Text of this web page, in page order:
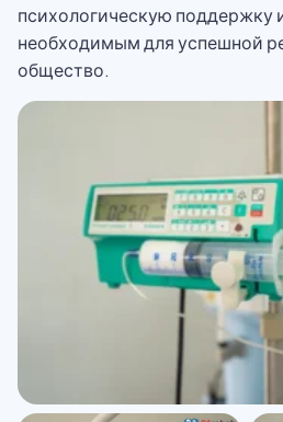
психологическую поддержку
необходимым для успешной
общество.